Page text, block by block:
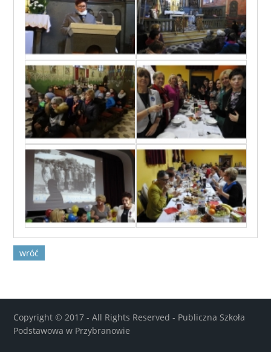
wróć
Copyright © 2017 - All Rights Reserved - Publiczna Szkoła
Podstawowa w Przybranowie